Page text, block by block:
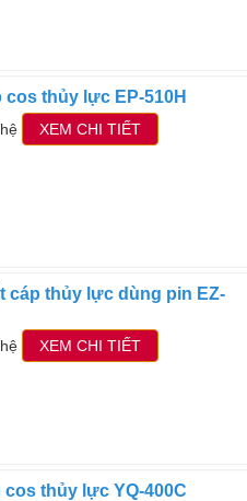
cos thủy lực EP-510H
XEM CHI TIẾT
cáp thủy lực dùng pin EZ-
XEM CHI TIẾT
cos thủy lực YQ-400C